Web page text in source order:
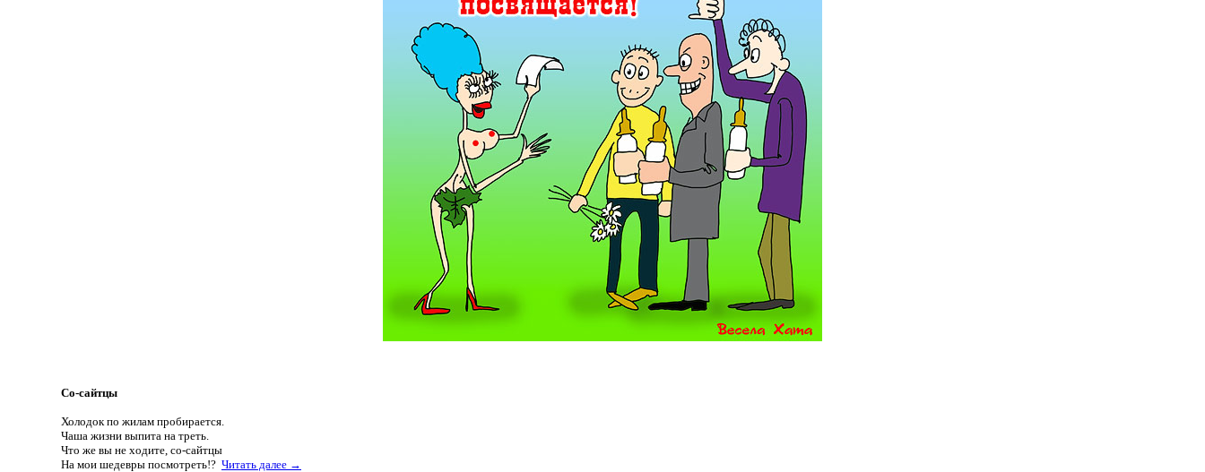
Со-сайтцы
Холодок по жилам пробирается.
Чаша жизни выпита на треть.
Что же вы не ходите, со-сайтцы
На мои шедевры посмотреть!? Читать далее →